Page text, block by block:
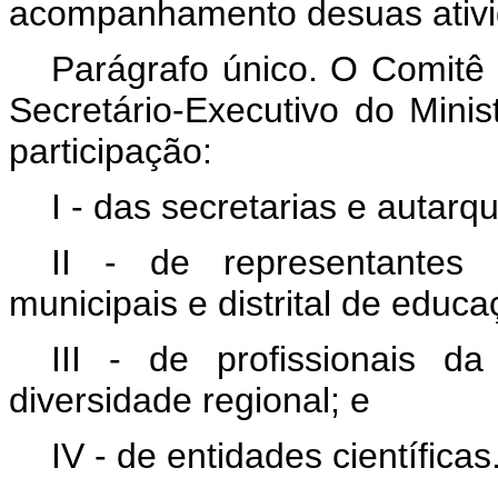
acompanhamento desuas
Parágrafo único. O
Secretário-Executivo do
participação:
I - das secretarias e
II - de representantes
municipais e distrital de
III - de profissionais da
diversidade regional; e
IV - de entidades